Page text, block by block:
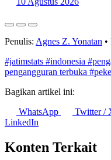
5 Kecamatan dengan